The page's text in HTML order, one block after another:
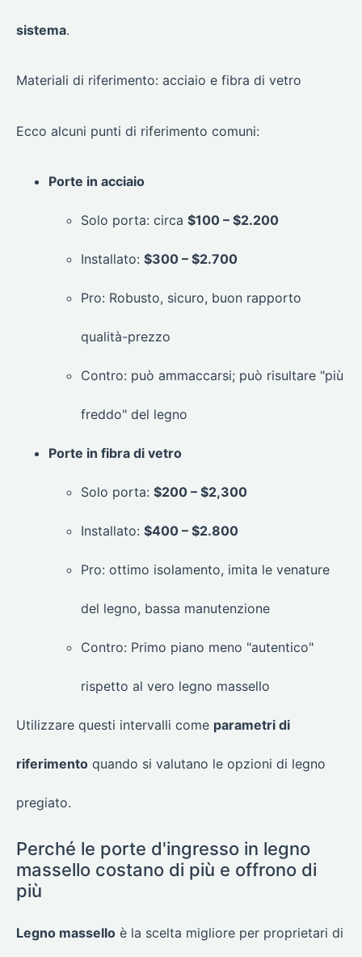
sistema.
Materiali di riferimento: acciaio e fibra di vetro
Ecco alcuni punti di riferimento comuni:
Porte in acciaio
Solo porta: circa $100 – $2.200
Installato: $300 – $2.700
Pro: Robusto, sicuro, buon rapporto
qualità-prezzo
Contro: può ammaccarsi; può risultare "più
freddo" del legno
Porte in fibra di vetro
Solo porta: $200 – $2,300
Installato: $400 – $2.800
Pro: ottimo isolamento, imita le venature
del legno, bassa manutenzione
Contro: Primo piano meno "autentico"
rispetto al vero legno massello
Utilizzare questi intervalli come parametri di
riferimento quando si valutano le opzioni di legno
pregiato.
Perché le porte d'ingresso in legno
massello costano di più e offrono di
più
Legno massello è la scelta migliore per proprietari di